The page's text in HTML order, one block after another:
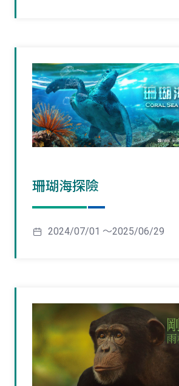
珊瑚海探險
2024/07/01 ～2025/06/29